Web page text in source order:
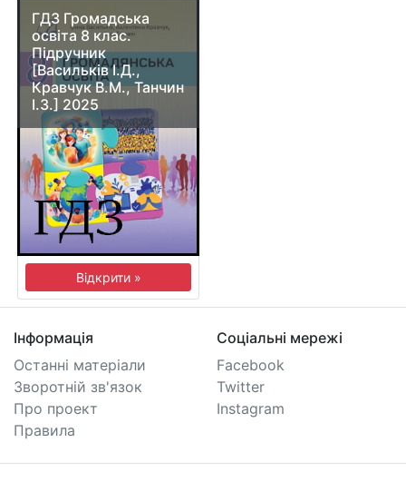
ГДЗ Громадська
освіта 8 клас.
Підручник
[Васильків І.Д.,
Кравчук В.М., Танчин
І.З.] 2025
Відкрити »
Інформація
Останні матеріали
Зворотній зв'язок
Про проект
Правила
Соціальні мережі
Facebook
Twitter
Instagram